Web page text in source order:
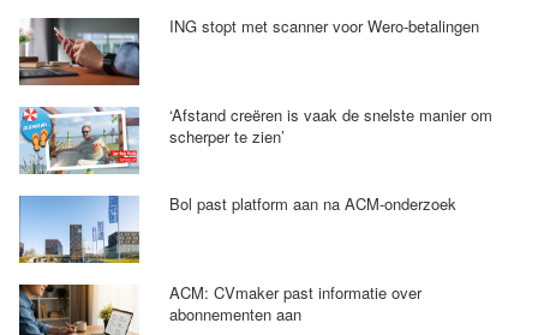
ING stopt met scanner voor Wero-betalingen
‘Afstand creëren is vaak de snelste manier om
scherper te zien’
Bol past platform aan na ACM-onderzoek
ACM: CVmaker past informatie over
abonnementen aan